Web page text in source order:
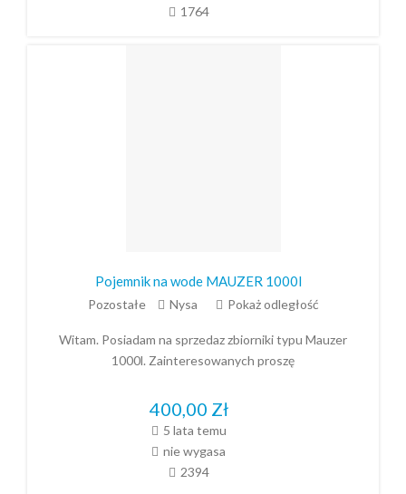
1764
Pojemnik na wode MAUZER 1000l
Pozostałe Nysa Pokaż odległość
Witam. Posiadam na sprzedaz zbiorniki typu Mauzer
1000l. Zainteresowanych proszę
400,00 Zł
5 lata temu
nie wygasa
2394